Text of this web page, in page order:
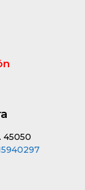
45050